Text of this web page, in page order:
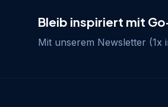
Bleib inspiriert mit
Mit unserem Newsletter (1x